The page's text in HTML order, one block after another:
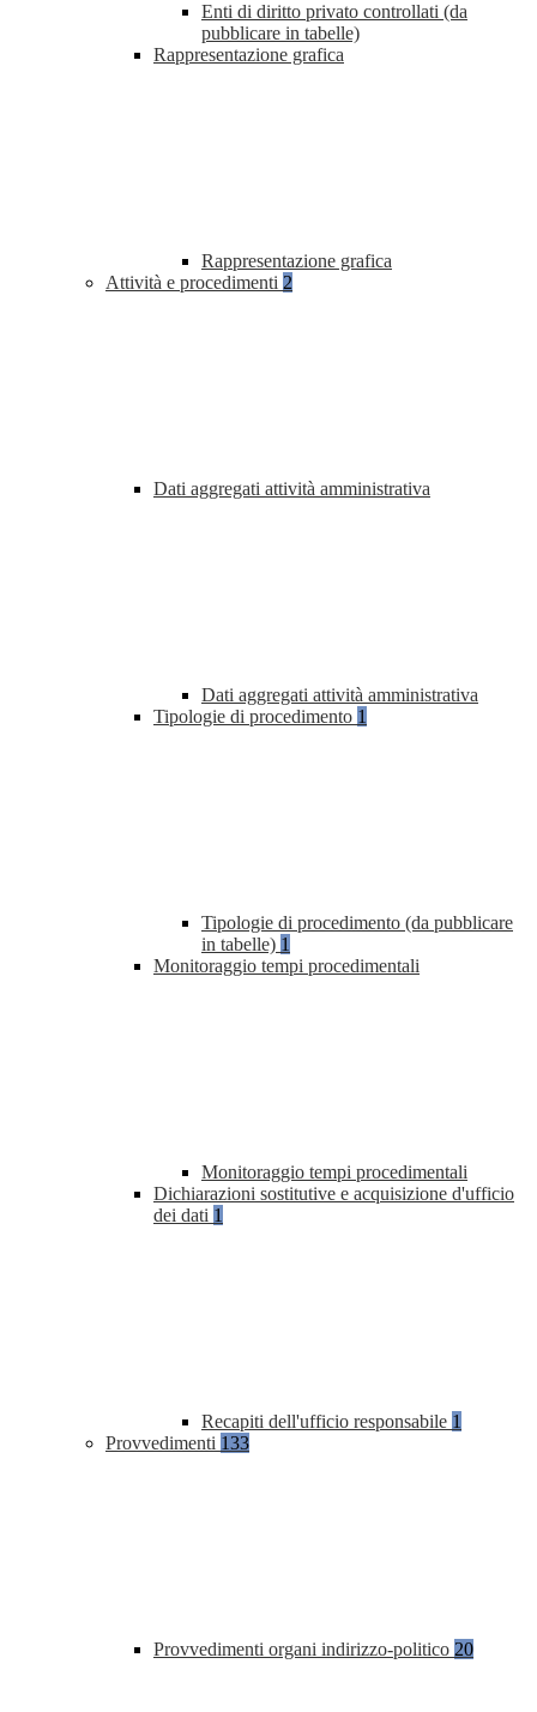
Enti di diritto privato controllati (da
pubblicare in tabelle)
Rappresentazione grafica
Rappresentazione grafica
Attività e procedimenti 2
Dati aggregati attività amministrativa
Dati aggregati attività amministrativa
Tipologie di procedimento 1
Tipologie di procedimento (da pubblicare
in tabelle) 1
Monitoraggio tempi procedimentali
Monitoraggio tempi procedimentali
Dichiarazioni sostitutive e acquisizione d'ufficio
dei dati 1
Recapiti dell'ufficio responsabile 1
Provvedimenti 133
Provvedimenti organi indirizzo-politico 20